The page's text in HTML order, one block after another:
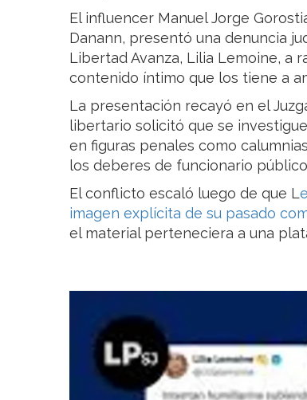
El influencer Manuel Jorge
Danann, presentó una denuncia
Libertad Avanza, Lilia Lemoine, a
contenido íntimo que los tiene a
La presentación recayó en el
libertario solicitó que se
en figuras penales como
los deberes de funcionario
El conflicto escaló luego de que L
imagen explícita de su pasado
el material perteneciera a una